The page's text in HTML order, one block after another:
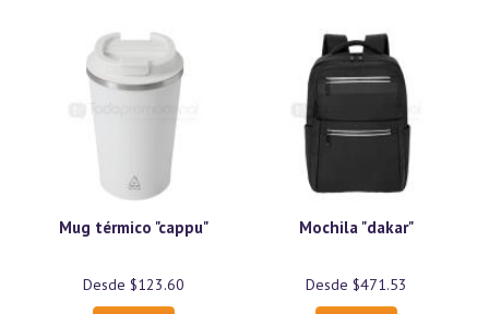
Mug térmico "cappu"
Desde $123.60
Mochila "dakar"
Desde $471.53